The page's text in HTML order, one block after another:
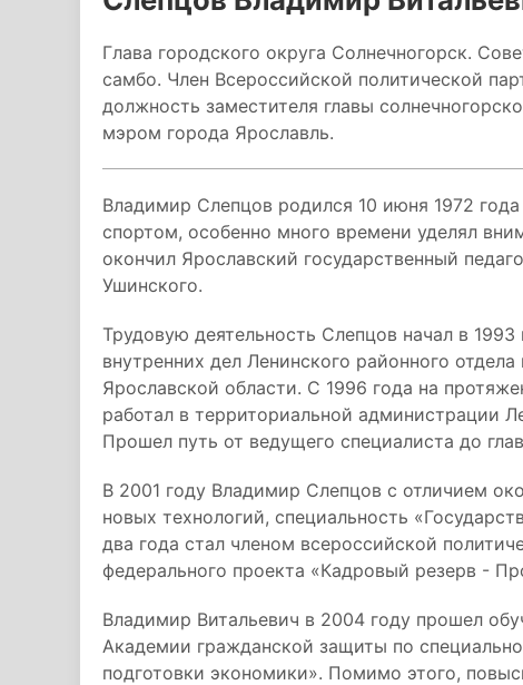
Глава городского округа Солнечногорск.
самбо. Член Всероссийской политической
должность заместителя главы
мэром города Ярославль.
Владимир Слепцов родился 10 июня 1972
спортом, особенно много времени уделял
окончил Ярославский государственный
Ушинского.
Трудовую деятельность Слепцов начал в
внутренних дел Ленинского районного
Ярославской области. С 1996 года на
работал в территориальной администрации
Прошел путь от ведущего специалиста до
В 2001 году Владимир Слепцов с отличием
новых технологий, специальность
два года стал членом всероссийской
федерального проекта «Кадровый резерв -
Владимир Витальевич в 2004 году прошел
Академии гражданской защиты по
подготовки экономики». Помимо этого,